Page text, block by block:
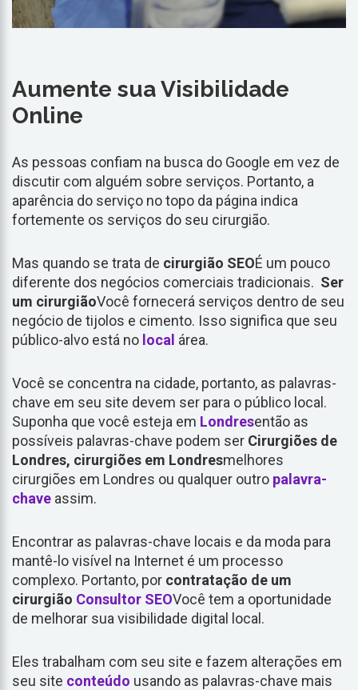
Aumente sua Visibilidade
Online
As pessoas confiam na busca do Google em vez de
discutir com alguém sobre serviços. Portanto, a
aparência do serviço no topo da página indica
fortemente os serviços do seu cirurgião.
Mas quando se trata de cirurgião SEOÉ um pouco
diferente dos negócios comerciais tradicionais. Ser
um cirurgiãoVocê fornecerá serviços dentro de seu
negócio de tijolos e cimento. Isso significa que seu
público-alvo está no local área.
Você se concentra na cidade, portanto, as palavras-
chave em seu site devem ser para o público local.
Suponha que você esteja em Londresentão as
possíveis palavras-chave podem ser Cirurgiões de
Londres, cirurgiões em Londresmelhores
cirurgiões em Londres ou qualquer outro palavra-
chave assim.
Encontrar as palavras-chave locais e da moda para
mantê-lo visível na Internet é um processo
complexo. Portanto, por contratação de um
cirurgião Consultor SEOVocê tem a oportunidade
de melhorar sua visibilidade digital local.
Eles trabalham com seu site e fazem alterações em
seu site conteúdo usando as palavras-chave mais